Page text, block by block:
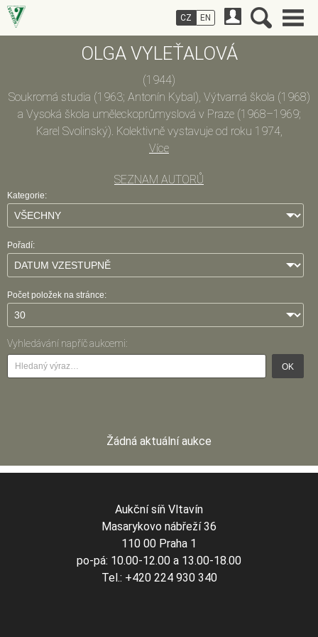
OLGA VYLEŤALOVÁ
(1944)
Soukromá studia (1963; Antonín Kybal), Výtvarná škola (1968)
a Vysoká škola uměleckoprůmyslová v Praze (1968–1969;
Karel Svolinský). Kolektivně vystavuje od roku 1974,
samostatně od roku 1980. V letech 1969–1989 vytvořila
Více
SEZNAM AUTORŮ
Kategorie:
Pořadí:
Počet položek na stránce:
Vyhledávání napříč aukcemi:
OK
Žádná aktuální aukce
CZ EN
Aukční síň Vltavín
Masarykovo nábřeží 36
110 00 Praha 1
po-pá: 10.00-12.00 a 13.00-18.00
Tel.: +420 224 930 340